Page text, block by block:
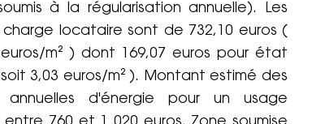
à la régularisation annuelle). Les
charge locataire sont de 732,10 euros (
m² ) dont 169,07 euros pour état
3,03 euros/m² ). Montant estimé des
annuelles d'énergie pour un usage